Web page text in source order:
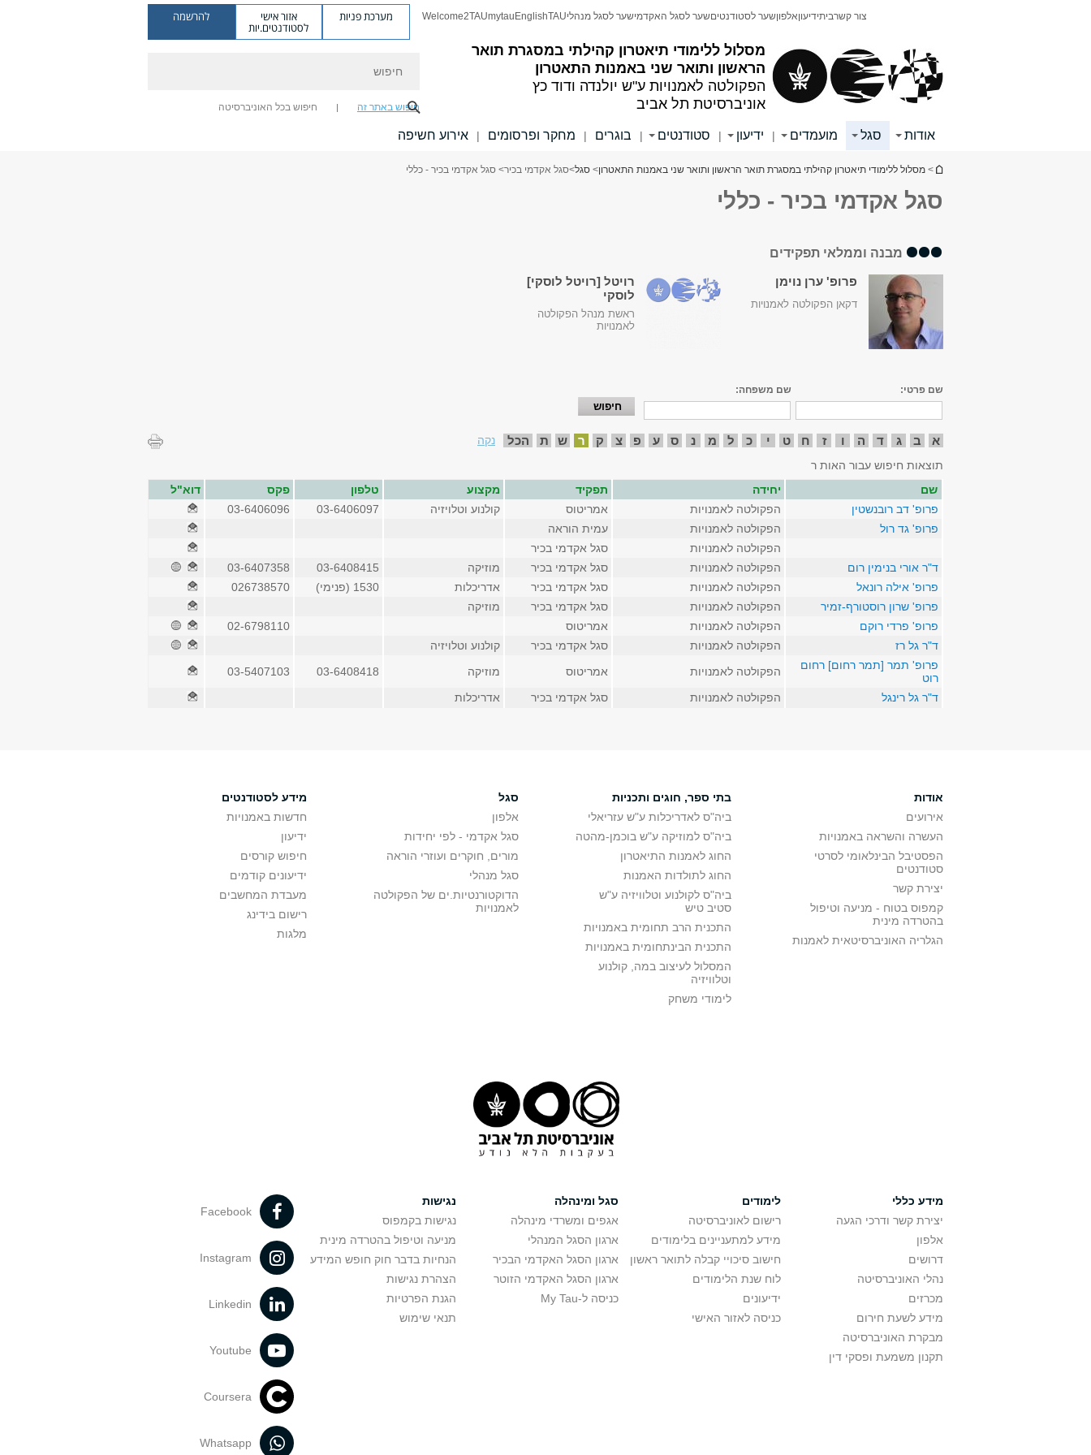
מסלול ללימודי תיאטרון קהילתי במסגרת תואר
הראשון ותואר שני באמנות התאטרון
הפקולטה לאמנויות ע"ש יולנדה ודוד כץ
אוניברסיטת תל אביב
צור קשרביתידיעוןאלפוןשער לסטודנטיםשער לסגל האקדמישער לסגל מנהליTAU
English
mytau
Welcome2TAU מערכת פניות אזור אישי
לסטודנטים.יות
להרשמה
חיפוש באתר זה חיפוש בכל האוניברסיטה
אודות סגל מועמדים | ידיעון | סטודנטים | בוגרים | מחקר ופרסומים | אירוע חשיפה
הינך נמצא כאן
> מסלול ללימודי תיאטרון קהילתי במסגרת תואר הראשון ותואר שני באמנות התאטרון> סגל>סגל אקדמי בכיר> סגל אקדמי בכיר - כללי
סגל אקדמי בכיר - כללי
מבנה וממלאי תפקידים
פרופ' ערן נוימן
דקאן הפקולטה לאמנויות
רויטל [רויטל לוסקי]
לוסקי
ראשת מנהל הפקולטה
לאמנויות
שם פרטי: שם משפחה:
א ב ג ד ה ו ז ח ט י כ ל מ נ ס ע פ צ ק ר ש ת הכל
נקה
תוצאות חיפוש עבור האות ר
שם
יחידה תפקיד מקצוע טלפון פקס
דוא"ל
פרופ' דב רובנשטין
הפקולטה לאמנויות אמריטוס קולנוע וטלויזיה 03-6406097
03-6406096
פרופ' גד רול
הפקולטה לאמנויות
עמית הוראה
הפקולטה לאמנויות
סגל אקדמי בכיר
ד"ר אורי בנימין רום
הפקולטה לאמנויות סגל אקדמי בכיר מוזיקה 03-6408415
03-6407358
פרופ' אילה רונאל
הפקולטה לאמנויות סגל אקדמי בכיר אדריכלות 1530 (פנימי)
026738570
פרופ' שרון רוסטורף-זמיר
הפקולטה לאמנויות סגל אקדמי בכיר
מוזיקה
פרופ' פרדי רוקם
הפקולטה לאמנויות אמריטוס
02-6798110
ד"ר גל רז
הפקולטה לאמנויות סגל אקדמי בכיר
קולנוע וטלויזיה
פרופ' תמר [תמר רחום] רחום
רוט
הפקולטה לאמנויות אמריטוס מוזיקה 03-6408418
03-5407103
ד"ר גל רינגל
הפקולטה לאמנויות סגל אקדמי בכיר אדריכלות
אודות
אירועים
העשרה והשראה באמנויות
הפסטיבל הבינלאומי לסרטי
סטודנטים
יצירת קשר
קמפוס בטוח - מניעה וטיפול
בהטרדה מינית
הגלריה האוניברסיטאית לאמנות
בתי ספר, חוגים ותכניות
ביה"ס לאדריכלות ע"ש עזריאלי
ביה"ס למוזיקה ע"ש בוכמן-מהטה
החוג לאמנות התיאטרון
החוג לתולדות האמנות
ביה"ס לקולנוע וטלוויזיה ע"ש
סטיב טיש
התכנית הרב תחומית באמנויות
התכנית הבינתחומית באמנויות
המסלול לעיצוב במה, קולנוע
וטלוויזיה
לימודי משחק
סגל
אלפון
סגל אקדמי - לפי יחידות
מורים, חוקרים ועוזרי הוראה
סגל מנהלי
הדוקטורנטיות.ים של הפקולטה
לאמנויות
מידע לסטודנטים
חדשות באמנויות
ידיעון
חיפוש קורסים
ידיעונים קודמים
מעבדת המחשבים
רישום בידינג
מלגות
מידע כללי
יצירת קשר ודרכי הגעה
אלפון
דרושים
נהלי האוניברסיטה
מכרזים
מידע לשעת חירום
מבקרת האוניברסיטה
תקנון משמעת ופסקי דין
לימודים
רישום לאוניברסיטה
מידע למתעניינים בלימודים
חישוב סיכויי קבלה לתואר ראשון
לוח שנת הלימודים
ידיעונים
כניסה לאזור האישי
סגל ומינהלה
אגפים ומשרדי מינהלה
ארגון הסגל המנהלי
ארגון הסגל האקדמי הבכיר
ארגון הסגל האקדמי הזוטר
כניסה ל-My Tau
נגישות
נגישות בקמפוס
מניעה וטיפול בהטרדה מינית
הנחיות בדבר חוק חופש המידע
הצהרת נגישות
הגנת הפרטיות
תנאי שימוש
Facebook
Instagram
Linkedin
Youtube
Coursera
Whatsapp